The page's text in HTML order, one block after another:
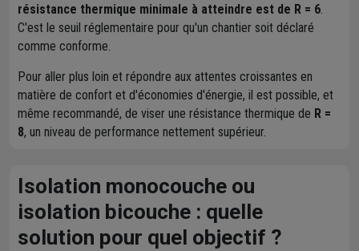
résistance thermique minimale à atteindre est de R = 6.
C'est le seuil réglementaire pour qu'un chantier soit déclaré
comme conforme.
Pour aller plus loin et répondre aux attentes croissantes en
matière de confort et d'économies d'énergie, il est possible, et
même recommandé, de viser une résistance thermique de R =
8, un niveau de performance nettement supérieur.
Isolation monocouche ou
isolation bicouche : quelle
solution pour quel objectif ?